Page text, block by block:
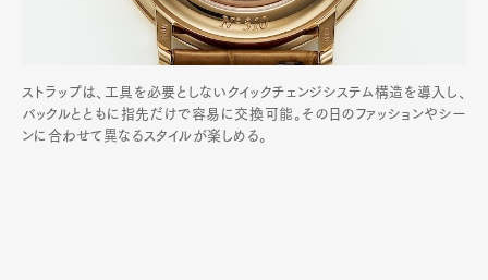
ストラップは、工具を必要としないクイックチェンジシステム構造を導入し、
バックルとともに指先だけで容易に交換可能。その日のファッションやシー
ンに合わせて異なるスタイルが楽しめる。